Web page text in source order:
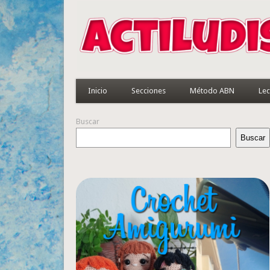
Inicio Secciones Método ABN
Buscar
Buscar